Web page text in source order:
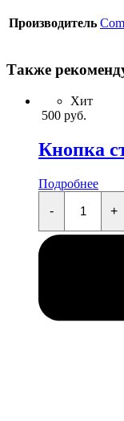
Производитель
Также
Хит
500 руб.
Кнопка
Подробнее
-
стартера+